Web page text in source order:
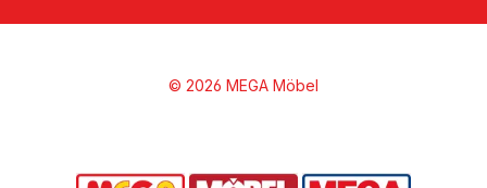
© 2026 MEGA Möbel